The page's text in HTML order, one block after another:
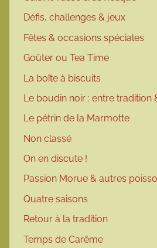
Défis, challenges & jeux
Fêtes & occasions spéciales
Goûter ou Tea Time
La boîte à biscuits
Le boudin noir : entre tradition
Le pétrin de la Marmotte
Non classé
On en discute !
Passion Morue & autres
Quatre saisons
Retour à la tradition
Temps de Carême